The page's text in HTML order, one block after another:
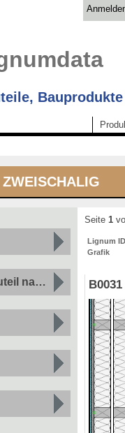
Indikatoren
Seite 1
Lignum
Grafik
B0031